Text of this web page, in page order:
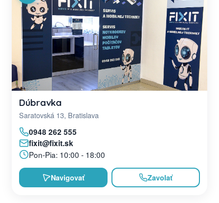
Dúbravka
Saratovská 13, Bratislava
0948 262 555
fixit@fixit.sk
Pon-Pia: 10:00 - 18:00
Navigovať Zavolať